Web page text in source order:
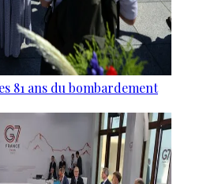
81 ans du bombardement